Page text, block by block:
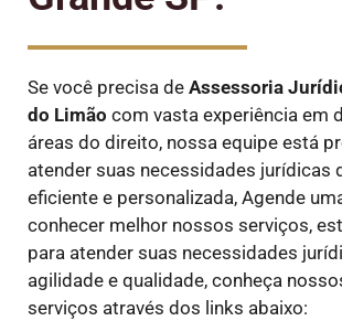
Se você precisa de Assessoria
do Limão com vasta experiência em
áreas do direito, nossa equipe está
atender suas necessidades jurídicas
eficiente e personalizada, Agende
conhecer melhor nossos serviços,
para atender suas necessidades
agilidade e qualidade, conheça
serviços através dos links abaixo: